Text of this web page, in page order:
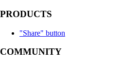
PRODUCTS
"Share" button
COMMUNITY